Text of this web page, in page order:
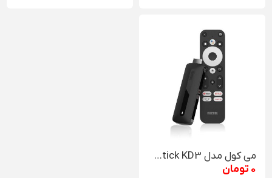
می کول مدل Android TV Stick KD3
0 تومان